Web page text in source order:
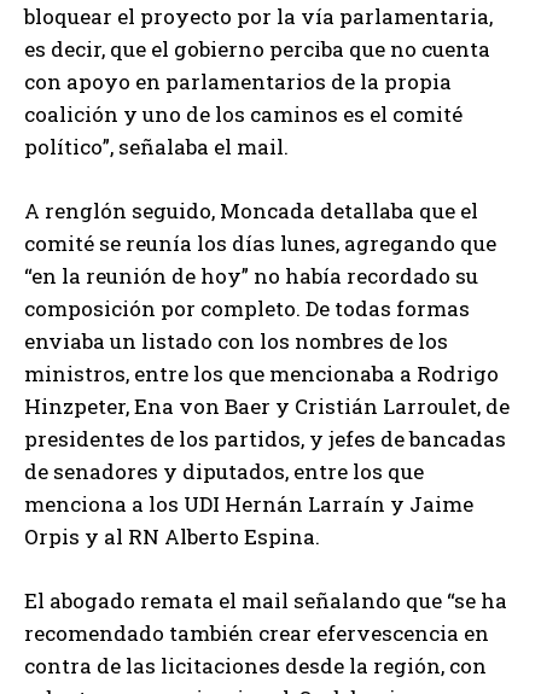
bloquear el proyecto por la vía parlamentaria,
es decir, que el gobierno perciba que no cuenta
con apoyo en parlamentarios de la propia
coalición y uno de los caminos es el comité
político”, señalaba el mail.
A renglón seguido, Moncada detallaba que el
comité se reunía los días lunes, agregando que
“en la reunión de hoy” no había recordado su
composición por completo. De todas formas
enviaba un listado con los nombres de los
ministros, entre los que mencionaba a Rodrigo
Hinzpeter, Ena von Baer y Cristián Larroulet, de
presidentes de los partidos, y jefes de bancadas
de senadores y diputados, entre los que
menciona a los UDI Hernán Larraín y Jaime
Orpis y al RN Alberto Espina.
El abogado remata el mail señalando que “se ha
recomendado también crear efervescencia en
contra de las licitaciones desde la región, con